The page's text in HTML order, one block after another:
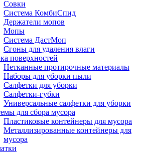
Совки
Система КомбиСпид
Держатели мопов
Мопы
Система ДастМоп
Сгоны для удаления влаги
поверхностей
Нетканные протирочные материалы
Наборы для уборки пыли
Салфетки для уборки
Салфетки-губки
Универсальные салфетки для уборки
для сбора мусора
Пластиковые контейнеры для мусора
Металлизированные контейнеры для
мусора